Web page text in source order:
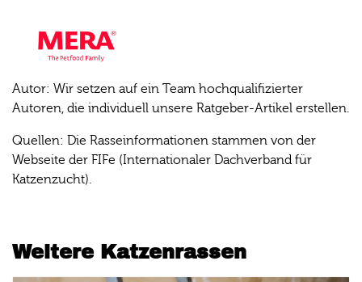
Autor: Wir setzen auf ein Team hochqualifizierter
Autoren, die individuell unsere Ratgeber-Artikel erstellen.
Quellen: Die Rasseinformationen stammen von der
Webseite der FIFe (Internationaler Dachverband für
Katzenzucht).
Weitere Katzenrassen